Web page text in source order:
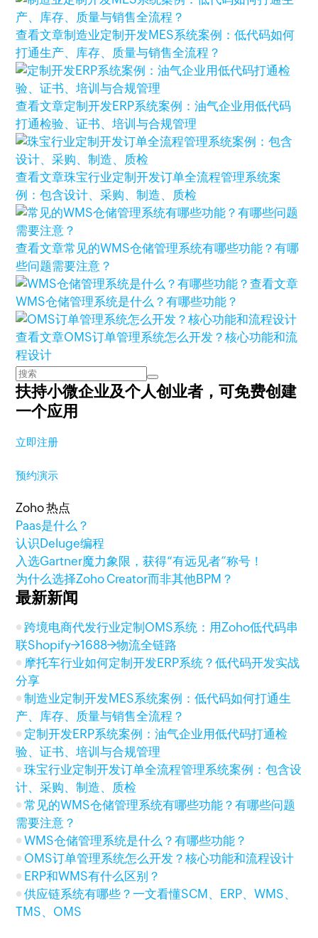
查看文章制造业定制开发MES系统案例：低代码如何
打通生产、库存、质量与销售全流程？
查看文章定制开发ERP系统案例：油气企业用低代码
打通检验、证书、培训与合规管理
查看文章珠宝行业定制开发订单全流程管理系统案
例：包含设计、采购、制造、质检
查看文章常见的WMS仓储管理系统有哪些功能？有哪
些问题需要注意？
查看文章
WMS仓储管理系统是什么？有哪些功能？
查看文章OMS订单管理系统怎么开发？核心功能和流
程设计
扶持小微企业及个人创业者，可免费创建
一个应用
立即注册
预约演示
Zoho 热点
Paas是什么？
认识Deluge编程
入选Gartner魔力象限，获得“有远见者”称号！
为什么选择Zoho Creator而非其他BPM？
最新新闻
跨境电商代发行业定制OMS系统：用Zoho低代码串
联Shopify→1688→物流全链路
摩托车行业如何定制开发ERP系统？低代码开发实战
分享
制造业定制开发MES系统案例：低代码如何打通生
产、库存、质量与销售全流程？
定制开发ERP系统案例：油气企业用低代码打通检
验、证书、培训与合规管理
珠宝行业定制开发订单全流程管理系统案例：包含设
计、采购、制造、质检
常见的WMS仓储管理系统有哪些功能？有哪些问题
需要注意？
WMS仓储管理系统是什么？有哪些功能？
OMS订单管理系统怎么开发？核心功能和流程设计
ERP和WMS有什么区别？
供应链系统有哪些？一文看懂SCM、ERP、WMS、
TMS、OMS